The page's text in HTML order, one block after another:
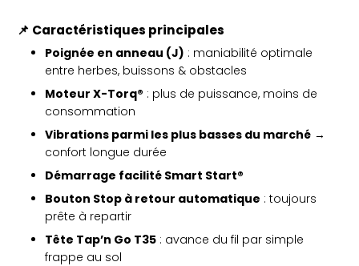
📌 Caractéristiques principales
Poignée en anneau (J) : maniabilité optimale
entre herbes, buissons & obstacles
Moteur X-Torq® : plus de puissance, moins de
consommation
Vibrations parmi les plus basses du marché →
confort longue durée
Démarrage facilité Smart Start®
Bouton Stop à retour automatique : toujours
prête à repartir
Tête Tap’n Go T35 : avance du fil par simple
frappe au sol